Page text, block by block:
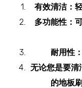
有效清洁：
多功能性：
耐用性
无论您是要清
的地板